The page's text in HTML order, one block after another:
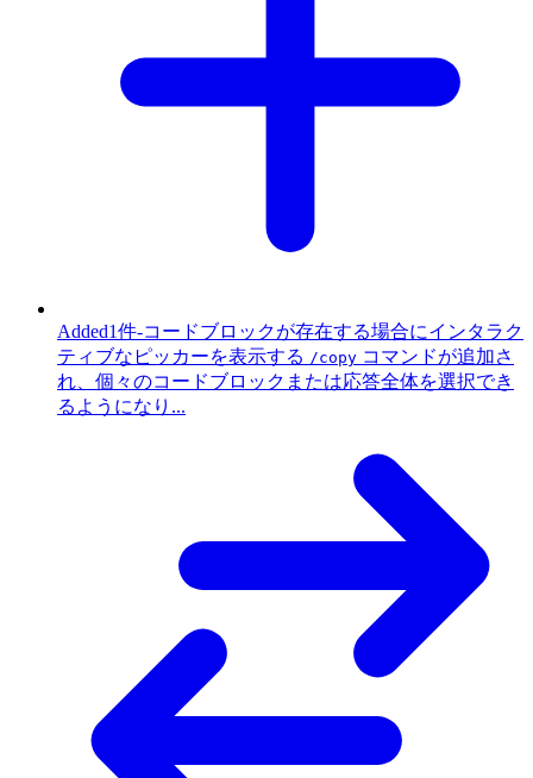
Added1件-コードブロックが存在する場合にインタラク
ティブなピッカーを表示する /copy コマンドが追加さ
れ、個々のコードブロックまたは応答全体を選択でき
るようになり...